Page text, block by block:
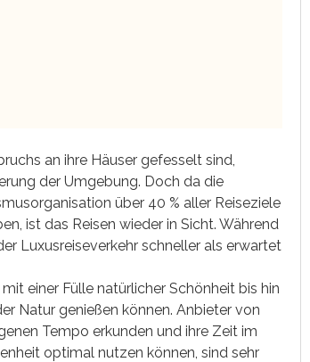
an ihre Häuser gefesselt sind,
der Umgebung. Doch da die
über 40 % aller Reiseziele
ist das Reisen wieder in Sicht. Während
Luxusreiseverkehr schneller als erwartet
einer Fülle natürlicher Schönheit bis hin
Natur genießen können. Anbieter von
Tempo erkunden und ihre Zeit im
optimal nutzen können, sind sehr